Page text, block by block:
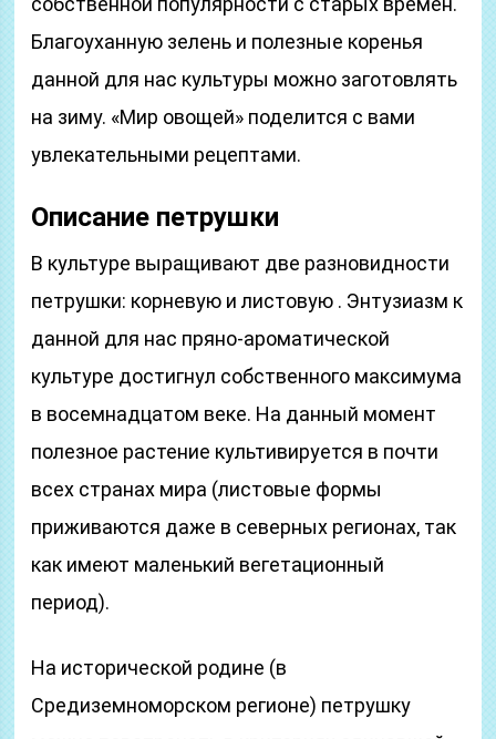
Благоуханную зелень и полезные коренья
данной для нас культуры можно заготовлять
на зиму. «Мир овощей» поделится с вами
увлекательными рецептами.
Описание петрушки
В культуре выращивают две разновидности
петрушки: корневую и листовую . Энтузиазм к
данной для нас пряно-ароматической
культуре достигнул собственного максимума
в восемнадцатом веке. На данный момент
полезное растение культивируется в почти
всех странах мира (листовые формы
приживаются даже в северных регионах, так
как имеют маленький вегетационный
период).
На исторической родине (в
Средиземноморском регионе) петрушку